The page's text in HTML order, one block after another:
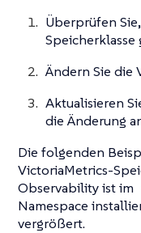
Überprüfen
Ändern Sie die
Aktualisieren
die Änderung
Die folgenden
VictoriaMetrics-
Observability ist im
Namespace
vergrößert.